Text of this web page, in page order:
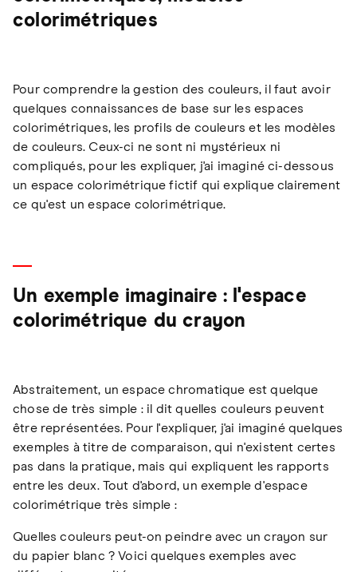
colorimétriques
Pour comprendre la gestion des couleurs, il faut avoir
quelques connaissances de base sur les espaces
colorimétriques, les profils de couleurs et les modèles
de couleurs. Ceux-ci ne sont ni mystérieux ni
compliqués, pour les expliquer, j'ai imaginé ci-dessous
un espace colorimétrique fictif qui explique clairement
ce qu'est un espace colorimétrique.
Un exemple imaginaire : l'espace
colorimétrique du crayon
Abstraitement, un espace chromatique est quelque
chose de très simple : il dit quelles couleurs peuvent
être représentées. Pour l'expliquer, j'ai imaginé quelques
exemples à titre de comparaison, qui n'existent certes
pas dans la pratique, mais qui expliquent les rapports
entre les deux. Tout d'abord, un exemple d'espace
colorimétrique très simple :
Quelles couleurs peut-on peindre avec un crayon sur
du papier blanc ? Voici quelques exemples avec